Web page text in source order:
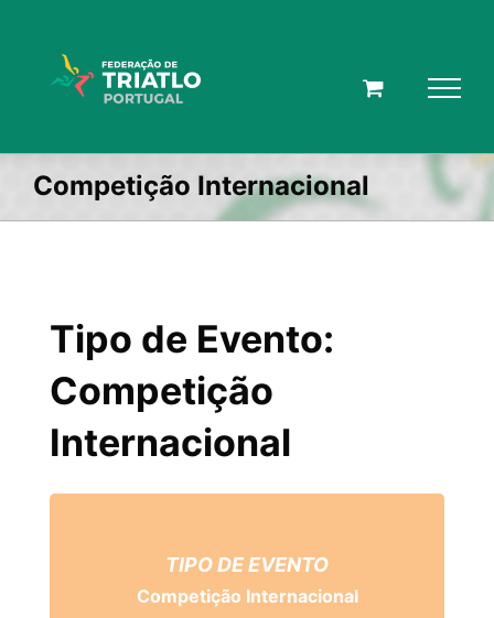
Competição Internacional
Tipo de Evento:
Competição
Internacional
TIPO DE EVENTO
Competição Internacional